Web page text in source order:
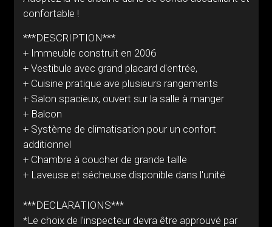
confortable !
***DESCRIPTION***
+ Immeuble construit en 2006
+ Vestibule avec grand placard d'entrée,
+ Cuisine pratique ave plusieurs rangements
+ Salon spacieux, ouvert sur la salle à manger
+ Balcon
+ Système de climatisation pour un confort
additionnel
+ Chambre à coucher de grande taille
+ Laveuse et sécheuse disponible dans l'unité
***DECLARATIONS***
*Le choix de l'inspecteur devra être approuvé par